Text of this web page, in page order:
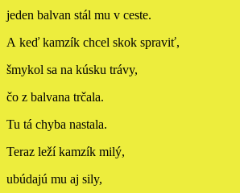
jeden balvan stál mu v ceste.
A keď kamzík chcel skok spraviť,
šmykol sa na kúsku trávy,
čo z balvana trčala.
Tu tá chyba nastala.
Teraz leží kamzík milý,
ubúdajú mu aj sily,